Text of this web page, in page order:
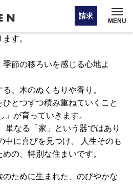
請求
MENU
イベント情報
ンライン相談
わせ・カタログ請求
楽しむ 自分らしさを楽しむ
想い
らすことで、 日々の暮らしの中
す。
節の移ろいを感じる心地よ
、木のぬくもりや香り。
とつずつ積み重ねていくこと
」が育っていきます。
単なる「家」という器ではあり
中に喜びを見つけ、 人生そのも
の、特別な住まいです。
ために生まれた、のびやかな